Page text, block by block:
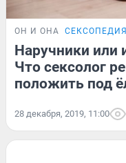
ОН И ОНА СЕКСОПЕДИЯ
Наручники или
Что сексолог
положить под
28 декабря, 2019, 11:00